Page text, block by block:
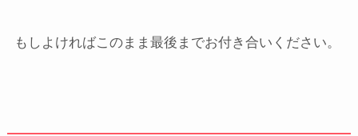
もしよければこのまま最後までお付き合いください。